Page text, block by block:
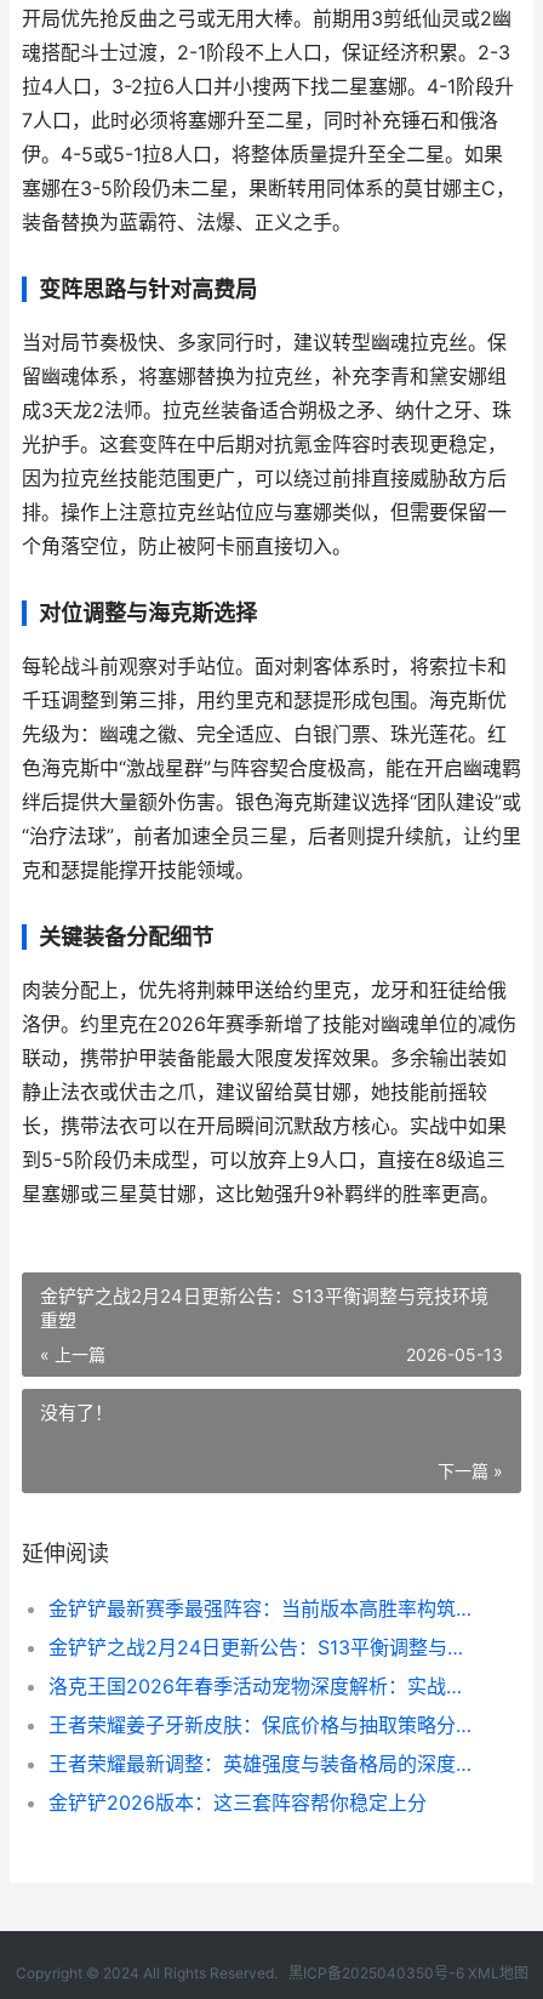
开局优先抢反曲之弓或无用大棒。前期用3剪纸仙灵或2幽
魂搭配斗士过渡，2-1阶段不上人口，保证经济积累。2-3
拉4人口，3-2拉6人口并小搜两下找二星塞娜。4-1阶段升
7人口，此时必须将塞娜升至二星，同时补充锤石和俄洛
伊。4-5或5-1拉8人口，将整体质量提升至全二星。如果
塞娜在3-5阶段仍未二星，果断转用同体系的莫甘娜主C，
装备替换为蓝霸符、法爆、正义之手。
变阵思路与针对高费局
当对局节奏极快、多家同行时，建议转型幽魂拉克丝。保
留幽魂体系，将塞娜替换为拉克丝，补充李青和黛安娜组
成3天龙2法师。拉克丝装备适合朔极之矛、纳什之牙、珠
光护手。这套变阵在中后期对抗氪金阵容时表现更稳定，
因为拉克丝技能范围更广，可以绕过前排直接威胁敌方后
排。操作上注意拉克丝站位应与塞娜类似，但需要保留一
个角落空位，防止被阿卡丽直接切入。
对位调整与海克斯选择
每轮战斗前观察对手站位。面对刺客体系时，将索拉卡和
千珏调整到第三排，用约里克和瑟提形成包围。海克斯优
先级为：幽魂之徽、完全适应、白银门票、珠光莲花。红
色海克斯中“激战星群”与阵容契合度极高，能在开启幽魂羁
绊后提供大量额外伤害。银色海克斯建议选择“团队建设”或
“治疗法球”，前者加速全员三星，后者则提升续航，让约里
克和瑟提能撑开技能领域。
关键装备分配细节
肉装分配上，优先将荆棘甲送给约里克，龙牙和狂徒给俄
洛伊。约里克在2026年赛季新增了技能对幽魂单位的减伤
联动，携带护甲装备能最大限度发挥效果。多余输出装如
静止法衣或伏击之爪，建议留给莫甘娜，她技能前摇较
长，携带法衣可以在开局瞬间沉默敌方核心。实战中如果
到5-5阶段仍未成型，可以放弃上9人口，直接在8级追三
星塞娜或三星莫甘娜，这比勉强升9补羁绊的胜率更高。
金铲铲之战2月24日更新公告：S13平衡调整与竞技环境
重塑
« 上一篇 2026-05-13
没有了！
下一篇 »
延伸阅读
金铲铲最新赛季最强阵容：当前版本高胜率构筑与运营思路
金铲铲之战2月24日更新公告：S13平衡调整与竞技环境重塑
洛克王国2026年春季活动宠物深度解析：实战价值与获取策略
王者荣耀姜子牙新皮肤：保底价格与抽取策略分析
王者荣耀最新调整：英雄强度与装备格局的深度解析
金铲铲2026版本：这三套阵容帮你稳定上分
Copyright © 2024 All Rights Reserved. 黑ICP备2025040350号-6 XML地图